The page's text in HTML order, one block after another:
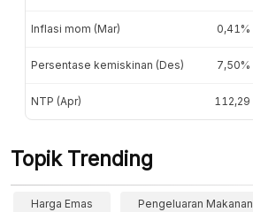
Inflasi mom (Mar) 0,41%
Persentase kemiskinan (Des) 7,50%
NTP (Apr) 112,29
Topik Trending
Harga Emas Pengeluaran Makanan